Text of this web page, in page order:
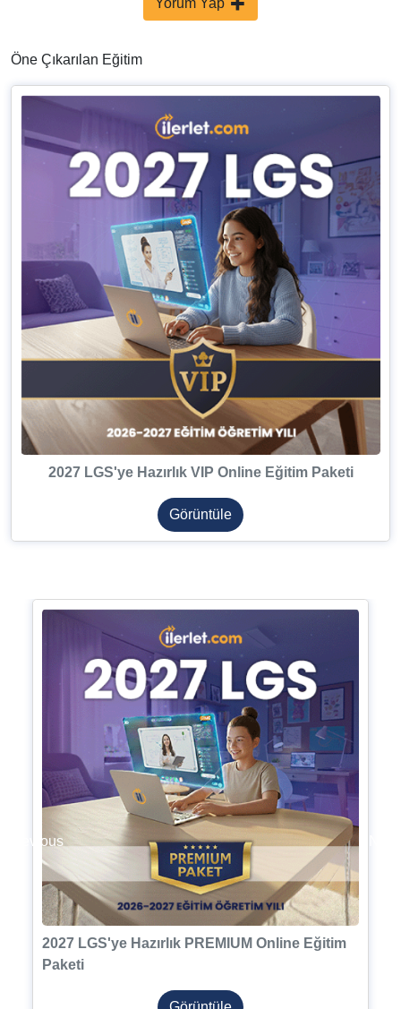
Yorum Yap
Öne Çıkarılan Eğitim
2027 LGS'ye Hazırlık VIP Online Eğitim Paketi
Görüntüle
Previous
2027 LGS'ye Hazırlık PREMIUM Online Eğitim
Paketi